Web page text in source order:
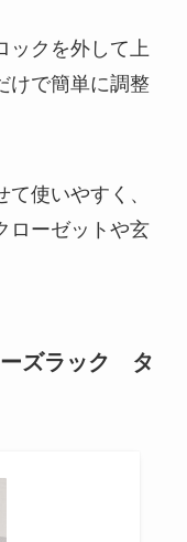
ックを外して上
けで簡単に調整
使いやすく、
ローゼットや玄
ズラック タ